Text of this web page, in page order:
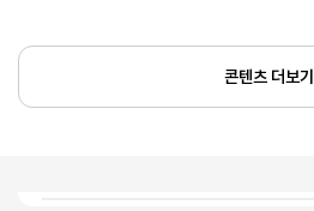
콘텐츠 더보기